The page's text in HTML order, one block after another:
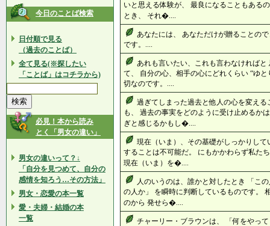
今日のことば検索
日付順で見る
（過去のことば）
全て見る(※探したい
「ことば」はコチラから)
必見！本から読み
とく「男女の違い」
男女の違いって？↓
「自分を見つめて、自分の
感情を知ろう…その方法」
男女・恋愛の本一覧
愛・夫婦・結婚の本
一覧
いと思える体験が、 最良になることもある
とき、 それ�....
あなたには、 あなただけが贈ることの
です。....
あれも言いたい、これも言わなければ
て、 自分の心、相手の心にどれくらい “ゆ
切なのです。....
過ぎてしまった過去と他人の心を変え
も、 過去の事実をどのように受け止めるか
ぎと感じるかもし�....
現在（いま）、その基礎がしっかりし
することは不可能だ。 にもかかわらず私た
現在（いま）を�....
人のいうのは、誰かと対したとき 「こ
の人か」 を瞬時に判断しているものです。
のから 発せら�....
チャーリー・ブラウンは、 「何をやっ